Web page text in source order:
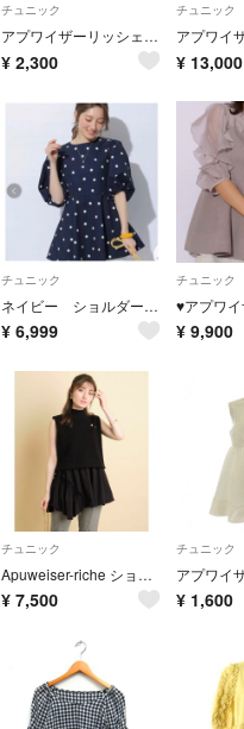
チュニック
アプワイザーリッシェ♡フレアニットチュニック ペプラムニット
¥ 2,300
チュニック
¥ 13,000
チュニック
ネイビー ショルダースリットフレアチュニック
¥ 6,999
チュニック
¥ 9,900
チュニック
Apuweiser-riche ショートニットアシメチュニック
¥ 7,500
チュニック
¥ 1,600